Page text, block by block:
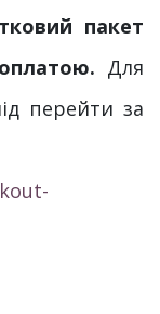
пакет
Для
перейти за